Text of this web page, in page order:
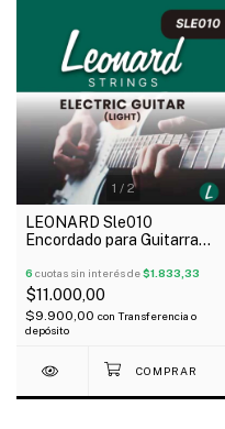
1 / 2
LEONARD Sle010
Encordado para Guitarra
010-46
6 cuotas sin interés de$1.833,33
$11.000,00
$9.900,00 con Transferencia o
depósito